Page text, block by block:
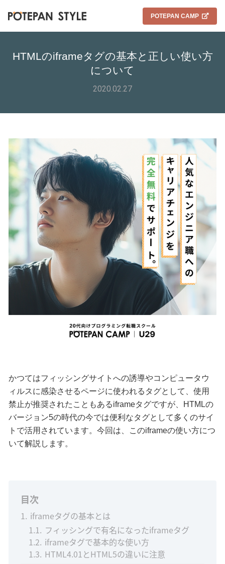
POTEPAN CAMP
HTMLのiframeタグの基本と正しい使い方
について
2020.02.27
かつてはフィッシングサイトへの誘導やコンピュータウ
ィルスに感染させるページに使われるタグとして、使用
禁止が推奨されたこともあるiframeタグですが、HTMLの
バージョン5の時代の今では便利なタグとして多くのサイ
トで活用されています。今回は、このiframeの使い方につ
いて解説します。
目次
1 iframeタグの基本とは
1.1 フィッシングで有名になったiframeタグ
1.2 iframeタグで基本的な使い方
1.3 HTML4.01とHTML5の違いに注意